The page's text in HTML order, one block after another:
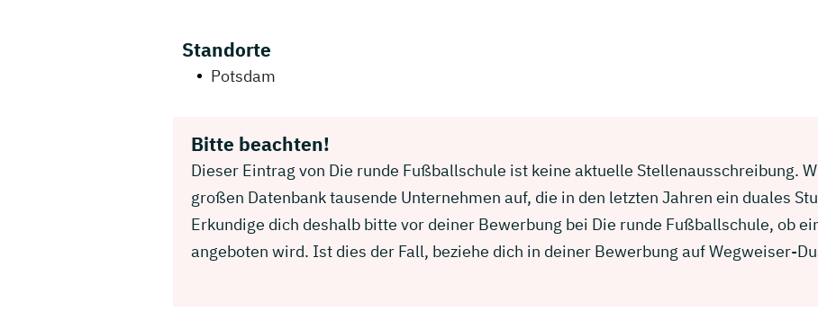
Standorte
Potsdam
Bitte beachten!
Dieser Eintrag von Die runde Fußballschule ist keine aktuelle Stellenausschreibung.
großen Datenbank tausende Unternehmen auf, die in den letzten Jahren ein duales
Erkundige dich deshalb bitte vor deiner Bewerbung bei Die runde Fußballschule, ob
angeboten wird. Ist dies der Fall, beziehe dich in deiner Bewerbung auf Wegweiser-